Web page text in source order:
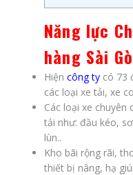
Năng lực
hàng Sài
Hiện công ty có 73
các loại xe tải, xe
Các loại xe chuyên
tải như: đầu kéo,
lùn..
Kho bãi rộng rãi,
thiết bị nâng, hạ